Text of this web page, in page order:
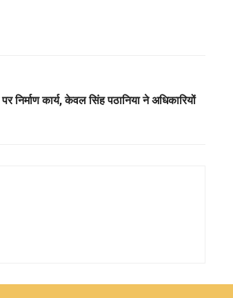
निर्माण कार्य, केवल सिंह पठानिया ने अधिकारियों